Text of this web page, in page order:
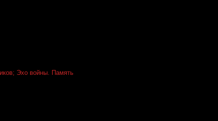
Эхо войны. Память